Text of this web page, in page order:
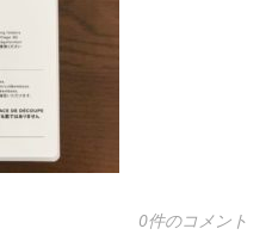
0件のコメント